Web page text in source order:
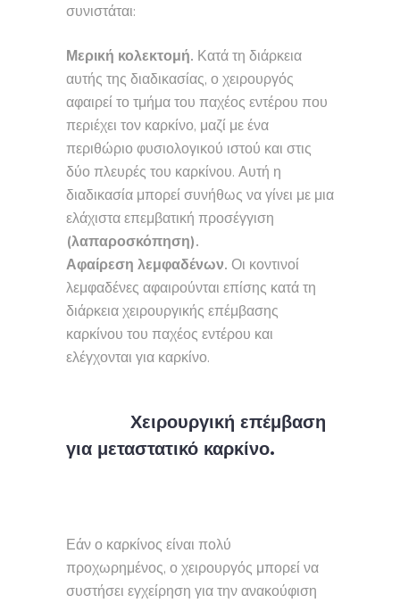
συνιστάται:
Μερική κολεκτομή. Κατά τη διάρκεια
αυτής της διαδικασίας, ο χειρουργός
αφαιρεί το τμήμα του παχέος εντέρου που
περιέχει τον καρκίνο, μαζί με ένα
περιθώριο φυσιολογικού ιστού και στις
δύο πλευρές του καρκίνου. Αυτή η
διαδικασία μπορεί συνήθως να γίνει με μια
ελάχιστα επεμβατική προσέγγιση
(λαπαροσκόπηση).
Αφαίρεση λεμφαδένων. Οι κοντινοί
λεμφαδένες αφαιρούνται επίσης κατά τη
διάρκεια χειρουργικής επέμβασης
καρκίνου του παχέος εντέρου και
ελέγχονται για καρκίνο.
Χειρουργική επέμβαση
για μεταστατικό καρκίνο.
Εάν ο καρκίνος είναι πολύ
προχωρημένος, ο χειρουργός μπορεί να
συστήσει εγχείρηση για την ανακούφιση